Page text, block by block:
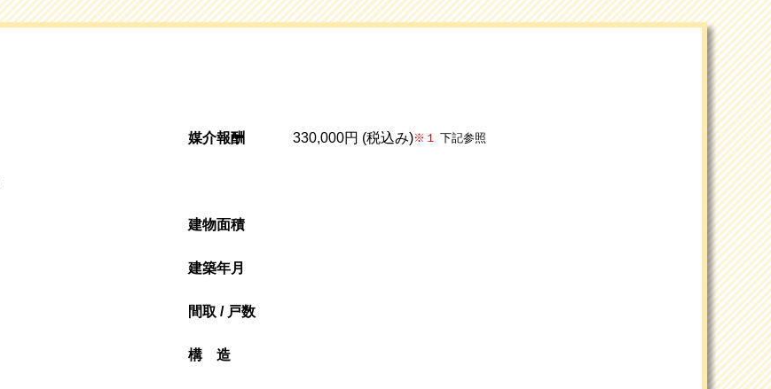
媒介報酬 330,000円 (税込み)※１ 下記参照
建物面積
建築年月
間取 / 戸数
構造